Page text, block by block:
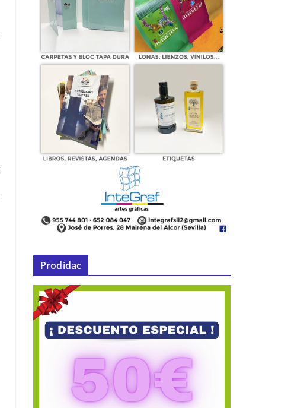
Prodidac